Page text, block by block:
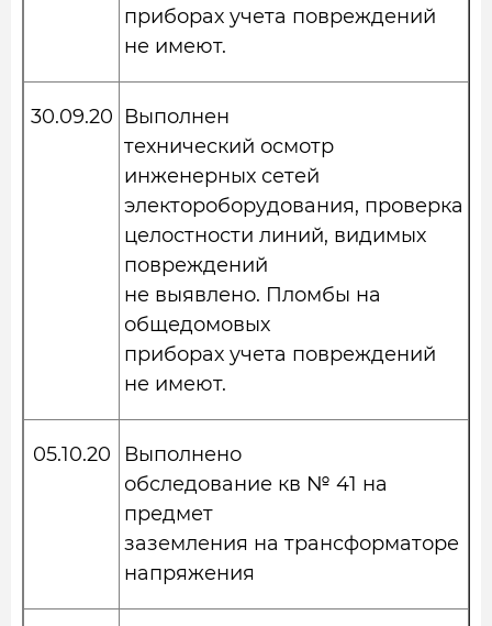
приборах учета повреждений
не имеют.
30.09.20 Выполнен
технический осмотр
инженерных сетей
электороборудования, проверка
целостности линий, видимых
повреждений
не выявлено. Пломбы на
общедомовых
приборах учета повреждений
не имеют.
05.10.20
Выполнено
обследование кв № 41 на
предмет
заземления на трансформаторе
напряжения